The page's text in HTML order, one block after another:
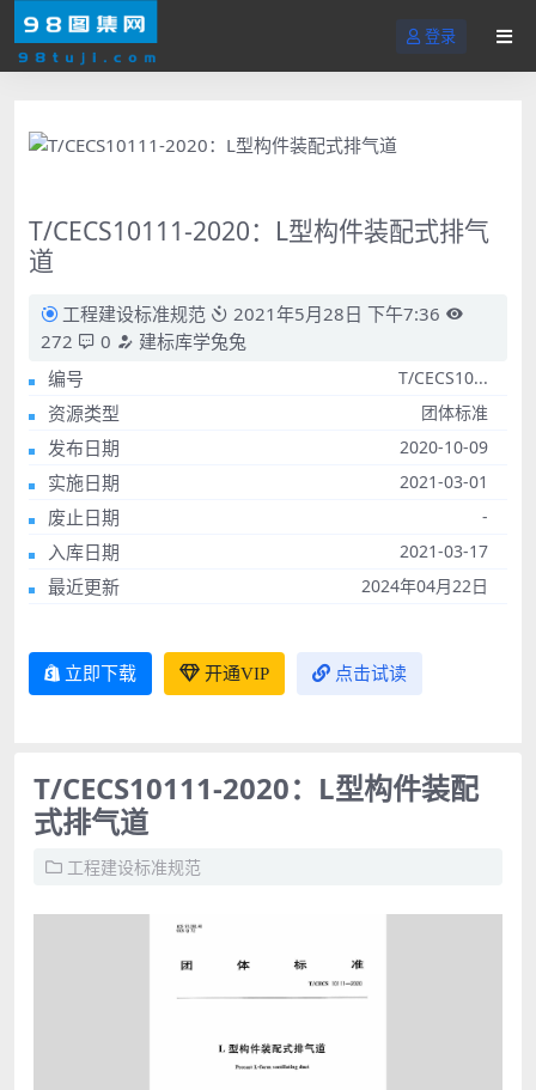
登录
T/CECS10111-2020：L型构件装配式排气
道
工程建设标准规范
2021年5月28日 下午7:36
272
0
建标库学兔兔
编号
T/CECS10...
资源类型 团体标准
发布日期 2020-10-09
实施日期 2021-03-01
废止日期 -
入库日期 2021-03-17
最近更新 2024年04月22日
立即下载 开通VIP 点击试读
T/CECS10111-2020：L型构件装配
式排气道
工程建设标准规范